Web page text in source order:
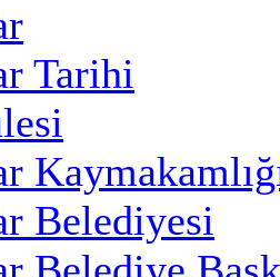
Tarihi
Belediyesi